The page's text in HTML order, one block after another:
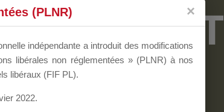
(PLNR)
indépendante a introduit des modifications
libérales non réglementées » (PLNR) à nos
libéraux (FIF PL).
2022.